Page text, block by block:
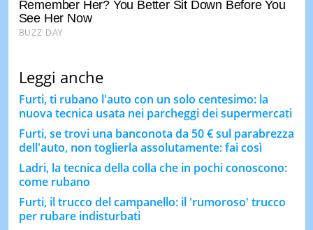
Leggi anche
Furti, ti rubano l'auto con un solo centesimo: la
nuova tecnica usata nei parcheggi dei supermercati
Furti, se trovi una banconota da 50 € sul parabrezza
dell'auto, non toglierla assolutamente: fai così
Ladri, la tecnica della colla che in pochi conoscono:
come rubano
Furti, il trucco del campanello: il 'rumoroso' trucco
per rubare indisturbati